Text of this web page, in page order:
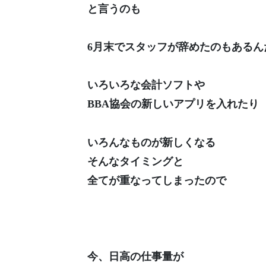
と言うのも
6月末でスタッフが辞めたのもある
いろいろな会計ソフトや
BBA協会の新しいアプリを入れたり
いろんなものが新しくなる
そんなタイミングと
全てが重なってしまったので
今、日高の仕事量が